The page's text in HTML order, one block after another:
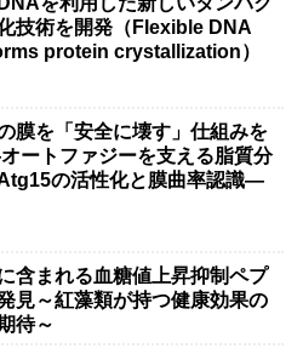
技術を開発（Flexible DNA
protein crystallization）
膜を「安全に壊す」仕組みを
ートファジーを支える脂質分
の活性化と膜曲率認識—
含まれる血糖値上昇抑制ペプ
見～紅藻類が持つ健康効果の
待～